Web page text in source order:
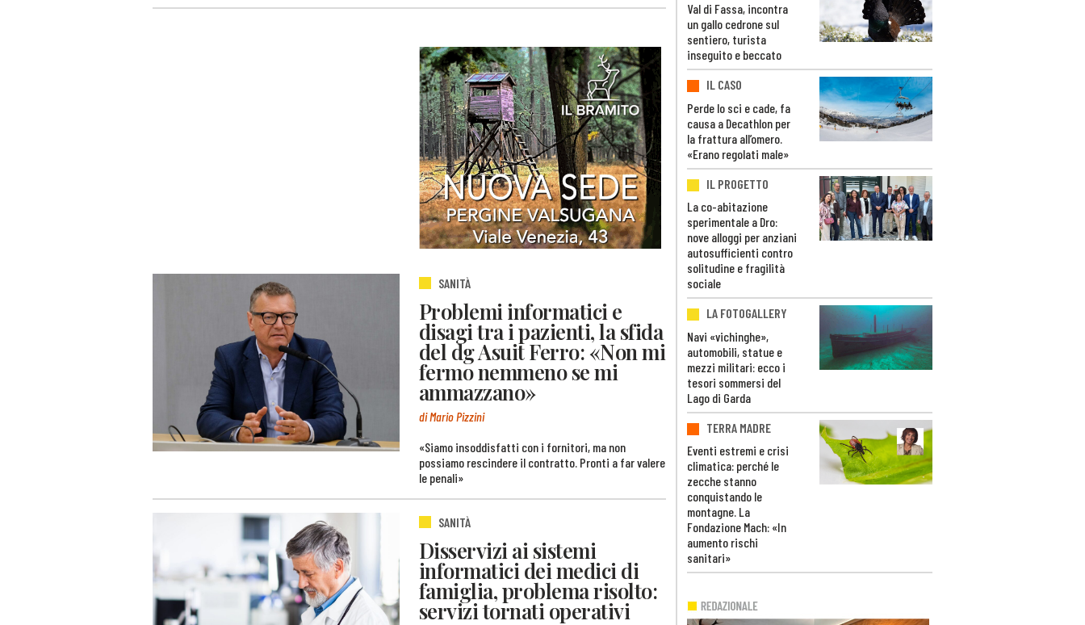
SANITÀ
Problemi informatici e
disagi tra i pazienti, la sfida
del dg Asuit Ferro: «Non mi
fermo nemmeno se mi
ammazzano»
di Mario Pizzini
«Siamo insoddisfatti con i fornitori, ma non
possiamo rescindere il contratto. Pronti a far valere
le penali»
SANITÀ
Disservizi ai sistemi
informatici dei medici di
famiglia, problema risolto:
servizi tornati operativi
Val di Fassa, incontra
un gallo cedrone sul
sentiero, turista
inseguito e beccato
IL CASO
Perde lo sci e cade, fa
causa a Decathlon per
la frattura all’omero.
«Erano regolati male»
IL PROGETTO
La co-abitazione
sperimentale a Dro:
nove alloggi per anziani
autosufficienti contro
solitudine e fragilità
sociale
LA FOTOGALLERY
Navi «vichinghe»,
automobili, statue e
mezzi militari: ecco i
tesori sommersi del
Lago di Garda
TERRA MADRE
Eventi estremi e crisi
climatica: perché le
zecche stanno
conquistando le
montagne. La
Fondazione Mach: «In
aumento rischi
sanitari»